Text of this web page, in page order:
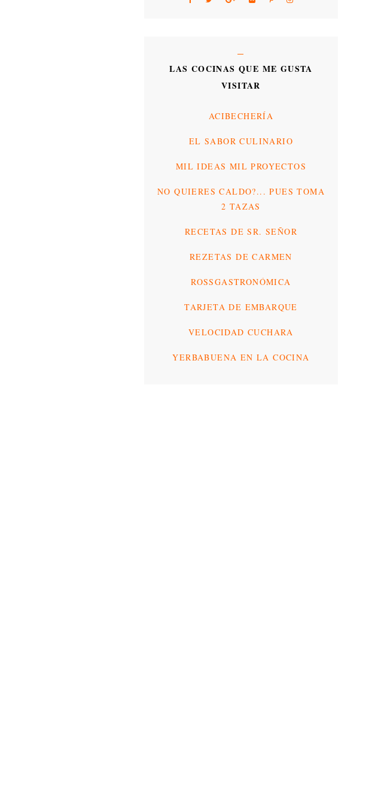
LAS COCINAS QUE ME GUSTA
VISITAR
ACIBECHERÍA
EL SABOR CULINARIO
MIL IDEAS MIL PROYECTOS
NO QUIERES CALDO?... PUES TOMA
2 TAZAS
RECETAS DE SR. SEÑOR
REZETAS DE CARMEN
ROSSGASTRONÓMICA
TARJETA DE EMBARQUE
VELOCIDAD CUCHARA
YERBABUENA EN LA COCINA